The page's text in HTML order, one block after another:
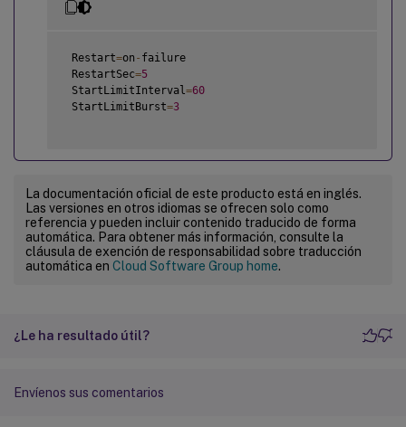
Restart=on - failure
RestartSec=5
StartLimitInterval =60
StartLimitBurst=3
La documentación oficial de este producto está en inglés.
Las versiones en otros idiomas se ofrecen solo como
referencia y pueden incluir contenido traducido de forma
automática. Para obtener más información, consulte la
cláusula de exención de responsabilidad sobre traducción
automática en Cloud Software Group home.
¿Le ha resultado útil?
Envíenos sus comentarios